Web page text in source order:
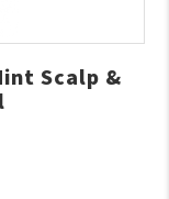
Scalp &